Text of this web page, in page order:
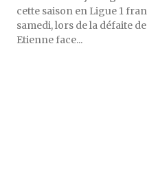
cette saison en Ligue 1
samedi, lors de la défaite
Etienne face...